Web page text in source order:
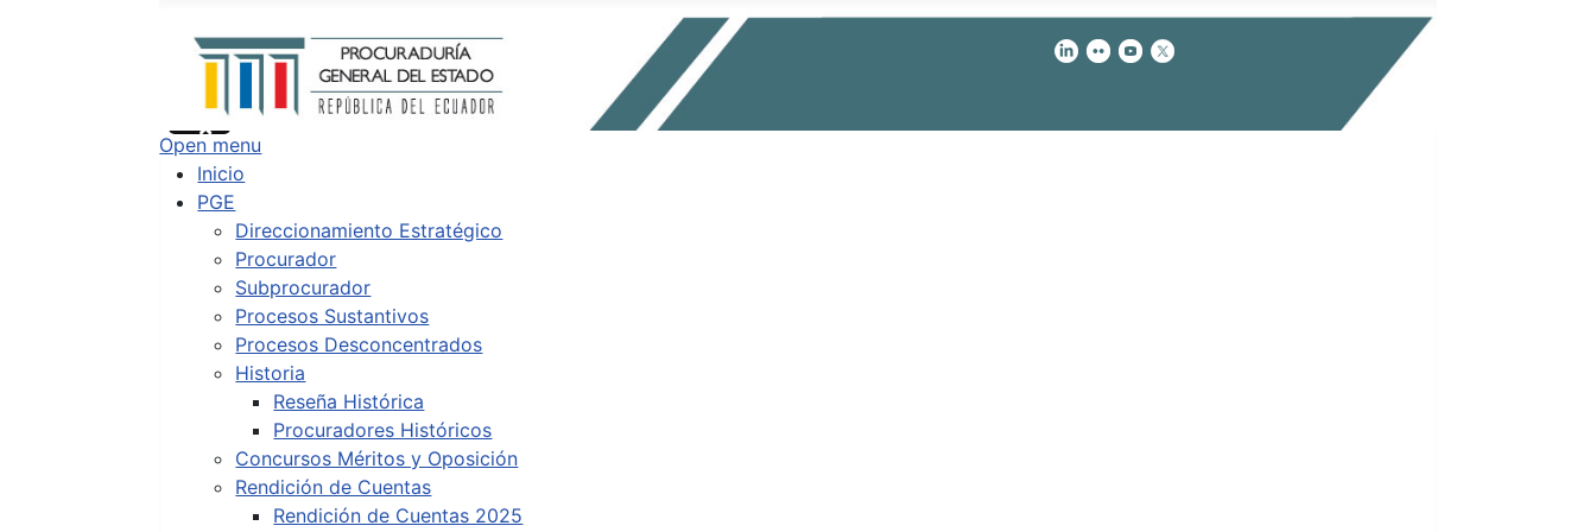
Buscar
Type 2 or more characters for results.
Open menu
Inicio
PGE
Direccionamiento Estratégico
Procurador
Subprocurador
Procesos Sustantivos
Procesos Desconcentrados
Historia
Reseña Histórica
Procuradores Históricos
Concursos Méritos y Oposición
Rendición de Cuentas
Rendición de Cuentas 2025